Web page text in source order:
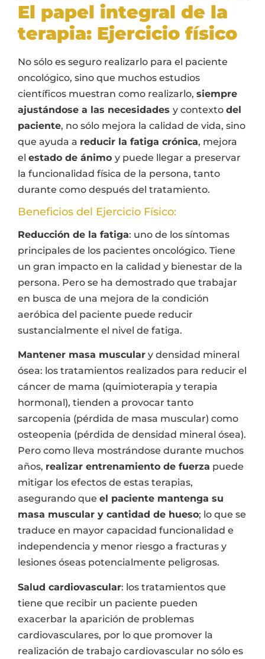
El papel integral de la
terapia: Ejercicio físico
No sólo es seguro realizarlo para el paciente
oncológico, sino que muchos estudios
científicos muestran como realizarlo, siempre
ajustándose a las necesidades y contexto del
paciente, no sólo mejora la calidad de vida, sino
que ayuda a reducir la fatiga crónica, mejora
el estado de ánimo y puede llegar a preservar
la funcionalidad física de la persona, tanto
durante como después del tratamiento.
Beneficios del Ejercicio Físico:
Reducción de la fatiga: uno de los síntomas
principales de los pacientes oncológico. Tiene
un gran impacto en la calidad y bienestar de la
persona. Pero se ha demostrado que trabajar
en busca de una mejora de la condición
aeróbica del paciente puede reducir
sustancialmente el nivel de fatiga.
Mantener masa muscular y densidad mineral
ósea: los tratamientos realizados para reducir el
cáncer de mama (quimioterapia y terapia
hormonal), tienden a provocar tanto
sarcopenia (pérdida de masa muscular) como
osteopenia (pérdida de densidad mineral ósea).
Pero como lleva mostrándose durante muchos
años, realizar entrenamiento de fuerza puede
mitigar los efectos de estas terapias,
asegurando que el paciente mantenga su
masa muscular y cantidad de hueso; lo que se
traduce en mayor capacidad funcionalidad e
independencia y menor riesgo a fracturas y
lesiones óseas potencialmente peligrosas.
Salud cardiovascular: los tratamientos que
tiene que recibir un paciente pueden
exacerbar la aparición de problemas
cardiovasculares, por lo que promover la
realización de trabajo cardiovascular no sólo es